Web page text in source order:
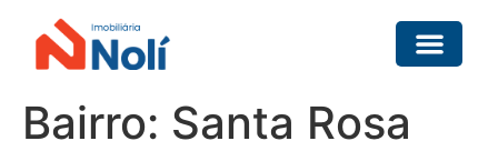
Bairro: Santa Rosa